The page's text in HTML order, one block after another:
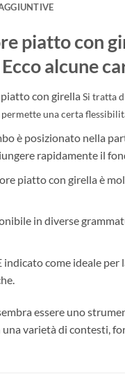
piatto con
alcune
con girella Si tratta
una certa
è posizionato nella
rapidamente il
piatto con girella è
in diverse
indicato come ideale per
essere uno
una varietà di contesti,